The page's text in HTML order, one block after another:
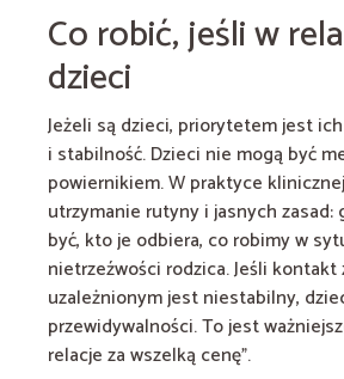
Co robić, jeśli w
dzieci
Jeżeli są dzieci, priorytetem jest
i stabilność. Dzieci nie mogą być
powiernikiem. W praktyce
utrzymanie rutyny i jasnych zasad:
być, kto je odbiera, co robimy w
nietrzeźwości rodzica. Jeśli
uzależnionym jest niestabilny,
przewidywalności. To jest
relacje za wszelką cenę”.